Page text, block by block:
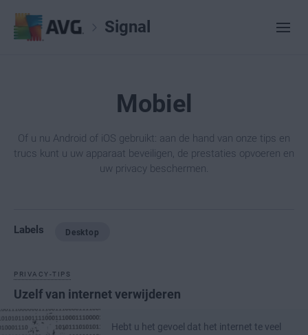
Signal
Mobiel
Of u nu Android of iOS gebruikt: aan de hand van onze tips en
trucs kunt u uw apparaat beveiligen, de prestaties opvoeren en
uw privacy beschermen.
Labels Desktop
PRIVACY-TIPS
Uzelf van internet verwijderen
Hebt u het gevoel dat het internet te veel